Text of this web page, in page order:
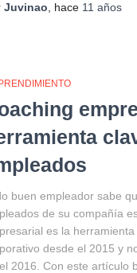
Juvinao , hace 11 años
buen empleador sabe
de su compañía
es la
desde el 2015 y
2016. Con este artículo